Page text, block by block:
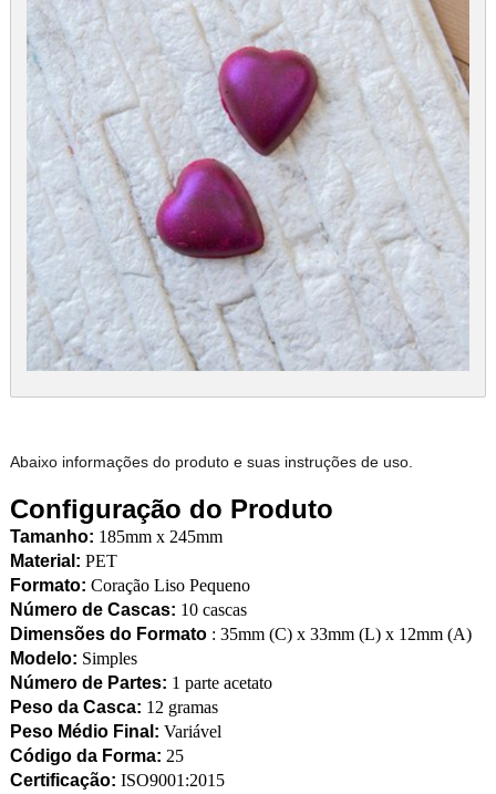
Abaixo informações do produto e suas instruções de uso.
Configuração do Produto
Tamanho: 185mm x 245mm
Material: PET
Formato: Coração Liso Pequeno
Número de Cascas: 10 cascas
Dimensões do Formato : 35mm (C) x 33mm (L) x 12mm (A)
Modelo: Simples
Número de Partes: 1 parte acetato
Peso da Casca: 12 gramas
Peso Médio Final: Variável
Código da Forma: 25
Certificação: ISO9001:2015